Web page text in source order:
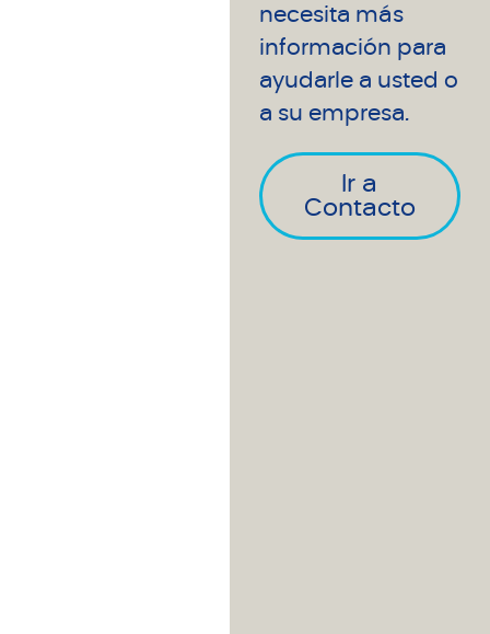
necesita más
información para
ayudarle a usted o
a su empresa.
Ir a
Contacto